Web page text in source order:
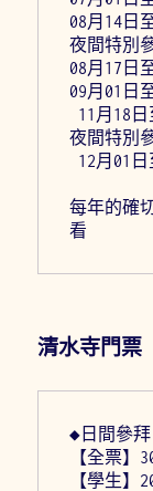
08月14
夜間特別
08月17日
09月01日
夜間特別
12月01
每年的確
看
清水寺門票
◆日間參拜
【全票
【學生